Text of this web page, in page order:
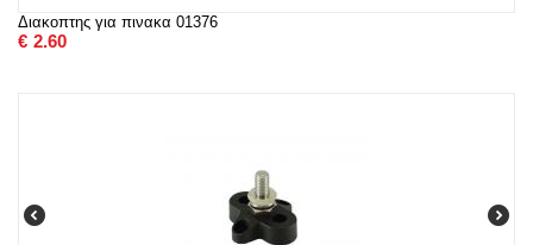
Διακοπτης για πινακα 01376
€ 2.60